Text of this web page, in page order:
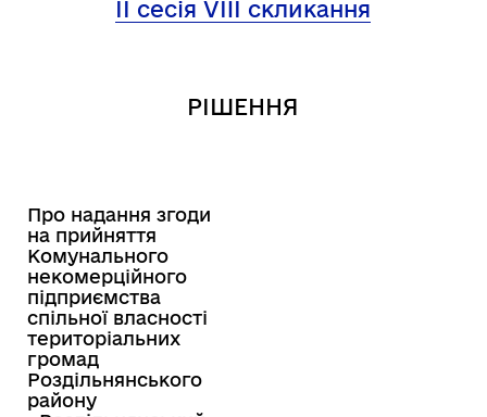
ІІ сесіяVIII скликання
РІШЕННЯ
Про надання згоди
на прийняття
Комунального
некомерційного
підприємства
спільної власності
територіальних
громад
Роздільнянського
району